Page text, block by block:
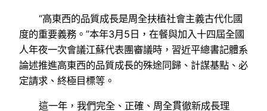
“高東西的品質成長是周全扶植社會主義古代化國
度的重要義務。”本年3月5日，在餐與加入十四屆全國
人年夜一次會議江蘇代表團審議時，習近平總書記體系
論述推進高東西的品質成長的殊途同歸、計謀基點、必
定請求、終極目標等。
這一年，我們完全、正確、周全貫徹新成長理